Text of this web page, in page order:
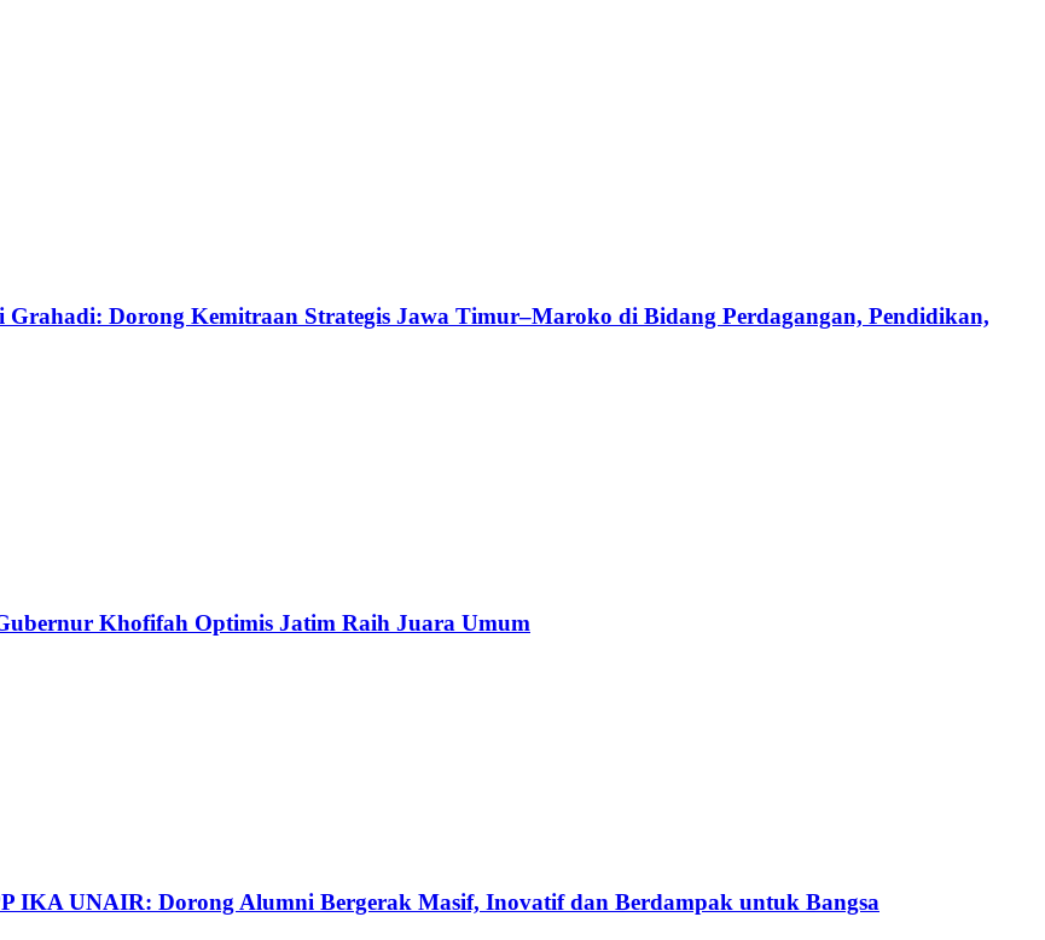
Dorong Kemitraan Strategis Jawa Timur–Maroko di Bidang Perdagangan, Pendidikan,
Khofifah Optimis Jatim Raih Juara Umum
IKA UNAIR: Dorong Alumni Bergerak Masif, Inovatif dan Berdampak untuk Bangsa